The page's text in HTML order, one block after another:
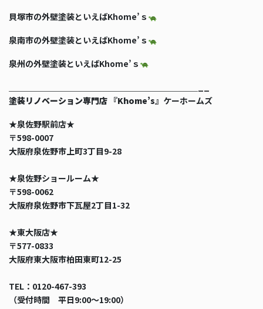
貝塚市の外壁塗装といえばKhome’ｓ
泉南市の外壁塗装といえばKhome’ｓ
泉州の外壁塗装といえばKhome’ｓ
塗装リノベーション専門店 『Khome’s』 ケーホームズ
★泉佐野駅前店★
〒598-0007
大阪府泉佐野市上町3丁目9-28
★泉佐野ショールーム★
〒598-0062
大阪府泉佐野市下瓦屋2丁目1-32
★東大阪店★
〒577-0833
大阪府東大阪市柏田東町12-25
TEL：0120-467-393
（受付時間 平日9:00〜19:00）